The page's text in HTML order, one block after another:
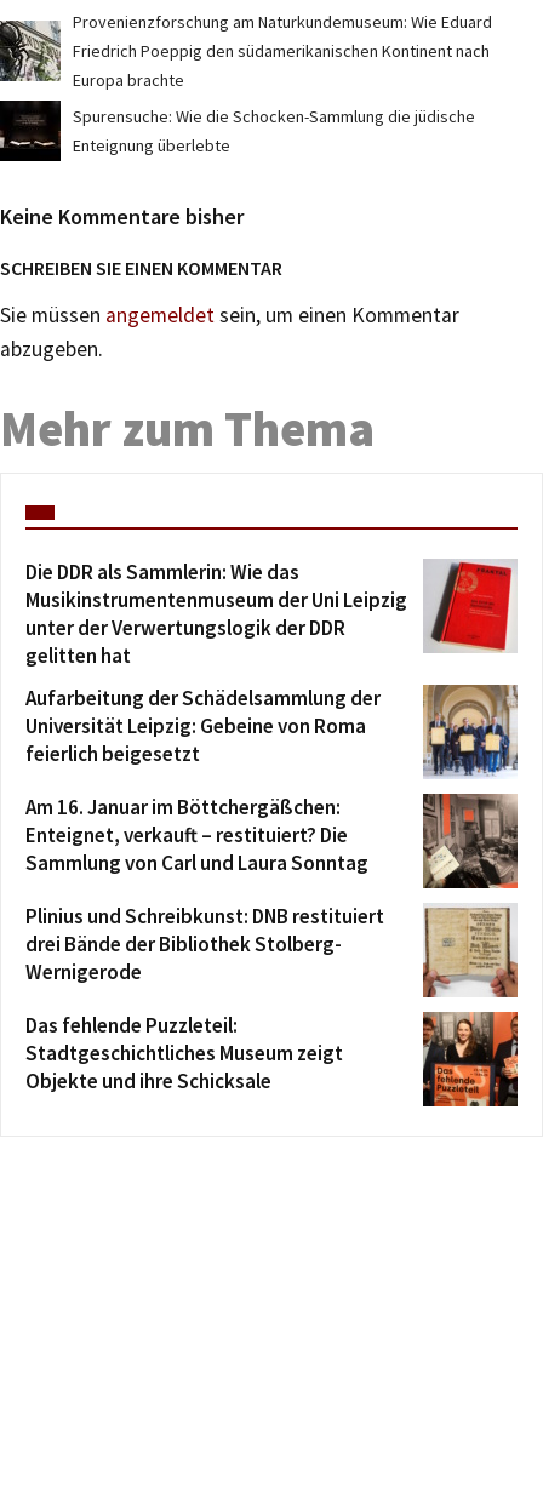
Provenienzforschung am Naturkundemuseum: Wie Eduard
Friedrich Poeppig den südamerikanischen Kontinent nach
Europa brachte
Spurensuche: Wie die Schocken-Sammlung die jüdische
Enteignung überlebte
Keine Kommentare bisher
SCHREIBEN SIE EINEN KOMMENTAR
Sie müssen angemeldetsein, um einen Kommentar
abzugeben.
Mehr zum Thema
Die DDR als Sammlerin: Wie das
Musikinstrumentenmuseum der Uni Leipzig
unter der Verwertungslogik der DDR
gelitten hat
Aufarbeitung der Schädelsammlung der
Universität Leipzig: Gebeine von Roma
feierlich beigesetzt
Am 16. Januar im Böttchergäßchen:
Enteignet, verkauft – restituiert? Die
Sammlung von Carl und Laura Sonntag
Plinius und Schreibkunst: DNB restituiert
drei Bände der Bibliothek Stolberg-
Wernigerode
Das fehlende Puzzleteil:
Stadtgeschichtliches Museum zeigt
Objekte und ihre Schicksale